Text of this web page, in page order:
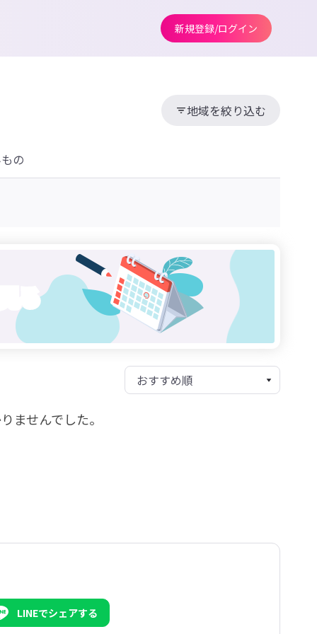
新規登録/ログイン
地域を絞り込む
の
ませんでした。
LINEでシェアする